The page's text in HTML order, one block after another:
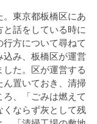
東京都板橋区にあ
話をしている時に
方について尋ねて
み、板橋区が運営
た。区が運営する
置いておき、清掃
、「ごみは燃えて
ならず灰として残